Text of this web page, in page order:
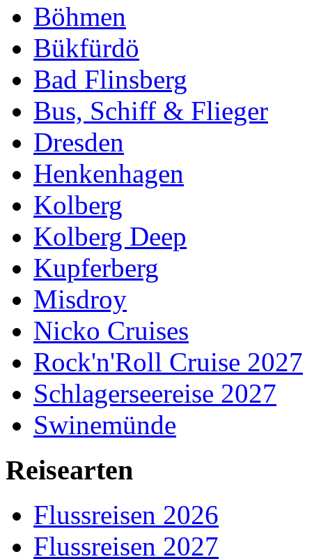
Böhmen
Bükfürdö
Bad Flinsberg
Bus, Schiff & Flieger
Dresden
Henkenhagen
Kolberg
Kolberg Deep
Kupferberg
Misdroy
Nicko Cruises
Rock'n'Roll Cruise 2027
Schlagerseereise 2027
Swinemünde
Reisearten
Flussreisen 2026
Flussreisen 2027